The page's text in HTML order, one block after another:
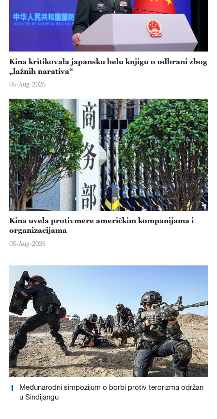
Kina kritikovala japansku belu knjigu o odbrani zbog
„lažnih narativa“
05-Aug-2026
Kina uvela protivmere američkim kompanijama i
organizacijama
05-Aug-2026
1
Međunarodni simpozijum o borbi protiv terorizma održan
u Sinđijangu